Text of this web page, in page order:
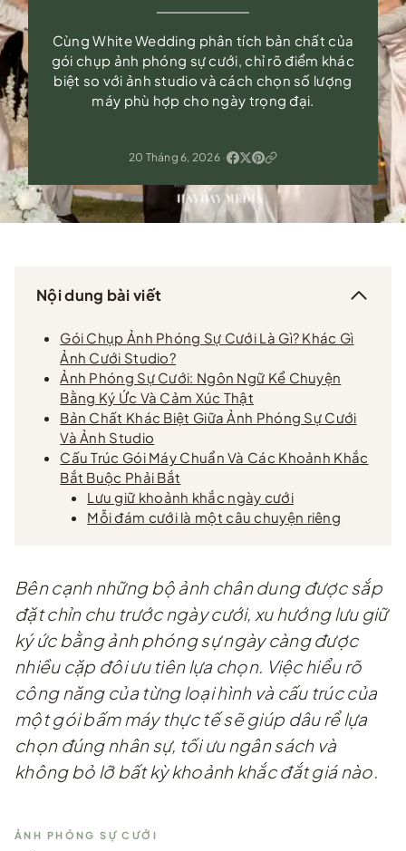
Cùng White Wedding phân tích bản chất của
gói chụp ảnh phóng sự cưới, chỉ rõ điểm khác
biệt so với ảnh studio và cách chọn số lượng
máy phù hợp cho ngày trọng đại.
20 Tháng 6, 2026 ·
Nội dung bài viết
Gói Chụp Ảnh Phóng Sự Cưới Là Gì? Khác Gì
Ảnh Cưới Studio?
Ảnh Phóng Sự Cưới: Ngôn Ngữ Kể Chuyện
Bằng Ký Ức Và Cảm Xúc Thật
Bản Chất Khác Biệt Giữa Ảnh Phóng Sự Cưới
Và Ảnh Studio
Cấu Trúc Gói Máy Chuẩn Và Các Khoảnh Khắc
Bắt Buộc Phải Bắt
Lưu giữ khoảnh khắc ngày cưới
Mỗi đám cưới là một câu chuyện riêng
Bên cạnh những bộ ảnh chân dung được sắp
đặt chỉn chu trước ngày cưới, xu hướng lưu giữ
ký ức bằng ảnh phóng sự ngày càng được
nhiều cặp đôi ưu tiên lựa chọn. Việc hiểu rõ
công năng của từng loại hình và cấu trúc của
một gói bấm máy thực tế sẽ giúp dâu rể lựa
chọn đúng nhân sự, tối ưu ngân sách và
không bỏ lỡ bất kỳ khoảnh khắc đắt giá nào.
ẢNH PHÓNG SỰ CƯỚI